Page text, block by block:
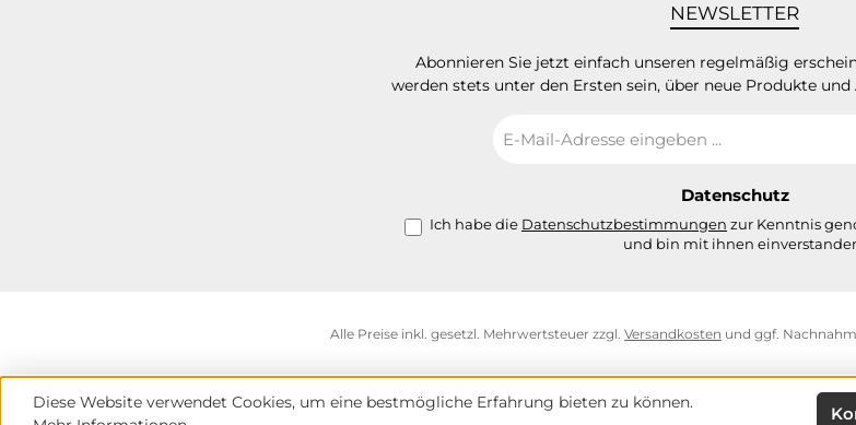
NEWSLETTER
Abonnieren Sie jetzt einfach unseren regelmäßig
werden stets unter den Ersten sein, über neue Produkte
Mail-
Datenschutz
Ich habe die Datenschutzbestimmungen zur Kenntnis
und bin mit ihnen
Alle Preise inkl. gesetzl. Mehrwertsteuer zzgl. Versandkosten und ggf.
Diese Website verwendet Cookies, um eine bestmögliche Erfahrung bieten zu können.